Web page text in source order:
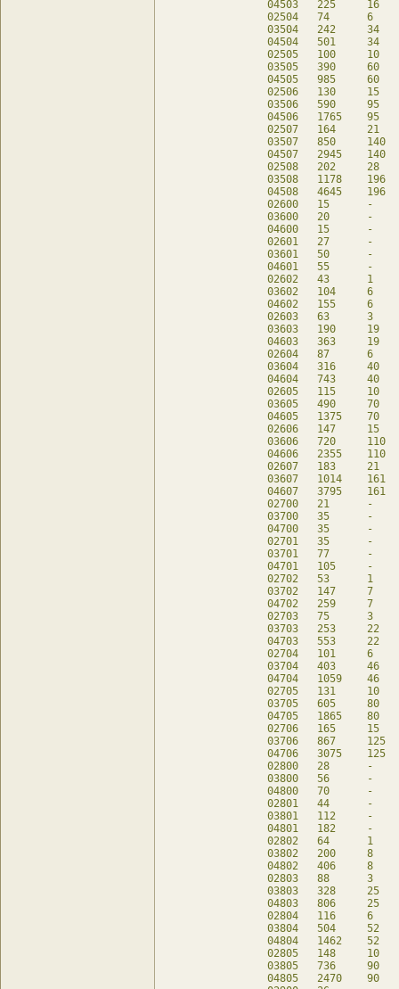
04503	225	16	70	db
02504	74	6	50	db
03504	242	34	90	db
04504	501	34	90	db
02505	100	10	60	db
03505	390	60	110	db
04505	985	60	110	db
02506	130	15	70	db
03506	590	95	130	db
04506	1765	95	130	db
02507	164	21	80	db
03507	850	140	150	db
04507	2945	140	150	db
02508	202	28	90	db
03508	1178	196	170	db
04508	4645	196	170	db
02600	15	-	15	db
03600	20	-	20	db
04600	15	-	20	db
02601	27	-	27	db
03601	50	-	50	db
04601	55	-	50	db
02602	43	1	39	db
03602	104	6	80	db
04602	155	6	80	db
02603	63	3	51	db
03603	190	19	110	db
04603	363	19	110	db
02604	87	6	63	db
03604	316	40	140	db
04604	743	40	140	db
02605	115	10	75	db
03605	490	70	170	db
04605	1375	70	170	db
02606	147	15	87	db
03606	720	110	200	db
04606	2355	110	200	db
02607	183	21	99	db
03607	1014	161	230	db
04607	3795	161	230	db
02700	21	-	21	db
03700	35	-	35	db
04700	35	-	35	db
02701	35	-	35	db
03701	77	-	77	db
04701	105	-	77	db
02702	53	1	49	db
03702	147	7	119	db
04702	259	7	119	db
02703	75	3	63	db
03703	253	22	161	db
04703	553	22	161	db
02704	101	6	77	db
03704	403	46	203	db
04704	1059	46	203	db
02705	131	10	81	db
03705	605	80	245	db
04705	1865	80	245	db
02706	165	15	105	db
03706	867	125	287	db
04706	3075	125	287	db
02800	28	-	28	db
03800	56	-	56	db
04800	70	-	56	db
02801	44	-	44	db
03801	112	-	112	db
04801	182	-	112	db
02802	64	1	60	db
03802	200	8	168	db
04802	406	8	168	db
02803	88	3	76	db
03803	328	25	224	db
04803	806	25	224	db
02804	116	6	92	db
03804	504	52	280	db
04804	1462	52	280	db
02805	148	10	108	db
03805	736	90	336	db
04805	2470	90	336	db